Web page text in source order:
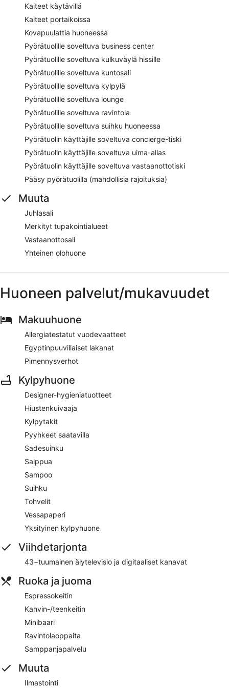
Kaiteet käytävillä
Kaiteet portaikoissa
Kovapuulattia huoneessa
Pyörätuolille soveltuva business center
Pyörätuolille soveltuva kulkuväylä hissille
Pyörätuolille soveltuva kuntosali
Pyörätuolille soveltuva kylpylä
Pyörätuolille soveltuva lounge
Pyörätuolille soveltuva ravintola
Pyörätuolille soveltuva suihku huoneessa
Pyörätuolin käyttäjille soveltuva concierge-tiski
Pyörätuolin käyttäjille soveltuva uima-allas
Pyörätuolin käyttäjille soveltuva vastaanottotiski
Pääsy pyörätuolilla (mahdollisia rajoituksia)
Muuta
Juhlasali
Merkityt tupakointialueet
Vastaanottosali
Yhteinen olohuone
Huoneen palvelut/mukavuudet
Makuuhuone
Allergiatestatut vuodevaatteet
Egyptinpuuvillaiset lakanat
Pimennysverhot
Kylpyhuone
Designer-hygieniatuotteet
Hiustenkuivaaja
Kylpytakit
Pyyhkeet saatavilla
Sadesuihku
Saippua
Sampoo
Suihku
Tohvelit
Vessapaperi
Yksityinen kylpyhuone
Viihdetarjonta
43−tuumainen älytelevisio ja digitaaliset kanavat
Ruoka ja juoma
Espressokeitin
Kahvin-/teenkeitin
Minibaari
Ravintolaoppaita
Samppanjapalvelu
Muuta
Ilmastointi